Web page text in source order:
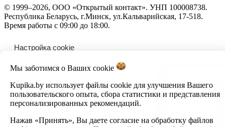
Мы заботимся о Ваших cookie
Kupika.by использует файлы cookie для улучшения Вашего
пользовательского опыта, сбора статистики и представления
персонализированных рекомендаций.
Нажав «Принять», Вы даете согласие на обработку файлов
© 1999–2026, ООО «Открытый контакт». УНП 100008738.
Республика Беларусь, г.Минск, ул.Кальварийская, 17-518.
Время работы с 09:00 до 18:00.
Настройка cookie